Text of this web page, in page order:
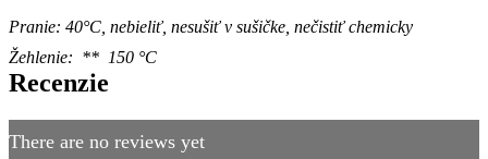
Pranie: 40°C, nebieliť, nesušiť v sušičke, nečistiť chemicky
Žehlenie: ** 150 °C
Recenzie
There are no reviews yet